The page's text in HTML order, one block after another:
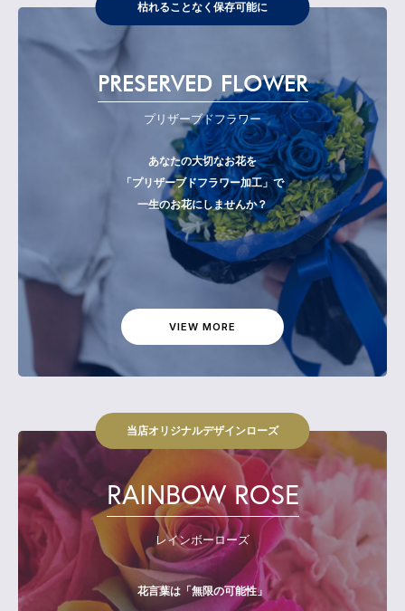
PRESERVED FLOWER
プリザーブドフラワー
あなたの大切なお花を
「プリザーブドフラワー加工」で
一生のお花にしませんか？
VIEW MORE
枯れることなく保存可能に
RAINBOW ROSE
レインボーローズ
花言葉は「無限の可能性」
当店オリジナルデザインローズ